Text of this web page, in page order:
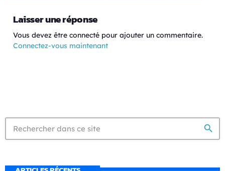
Laisser une réponse
Vous devez être connecté pour ajouter un commentaire.
Connectez-vous maintenant
search